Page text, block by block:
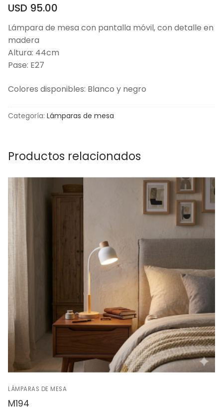
USD 95.00
Lámpara de mesa con pantalla móvil, con detalle en
madera
Altura: 44cm
Pase: E27
Colores disponibles: Blanco y negro
Categoría: Lámparas de mesa
Productos relacionados
LÁMPARAS DE MESA
M194